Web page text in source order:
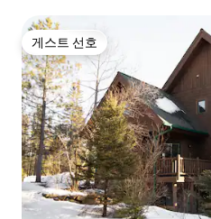
게스트 선호
게스트 선호